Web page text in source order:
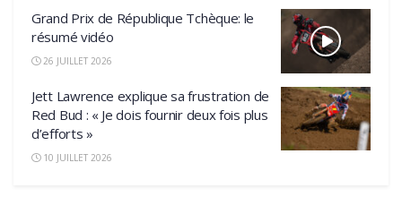
Grand Prix de République Tchèque: le
résumé vidéo
26 JUILLET 2026
Jett Lawrence explique sa frustration de
Red Bud : « Je dois fournir deux fois plus
d’efforts »
10 JUILLET 2026